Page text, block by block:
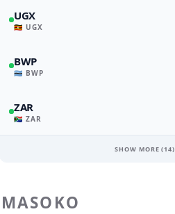
UGX
🇺🇬 UGX
BWP
🇧🇼 BWP
ZAR
🇿🇦 ZAR
SHOW MORE (14)
MASOKO